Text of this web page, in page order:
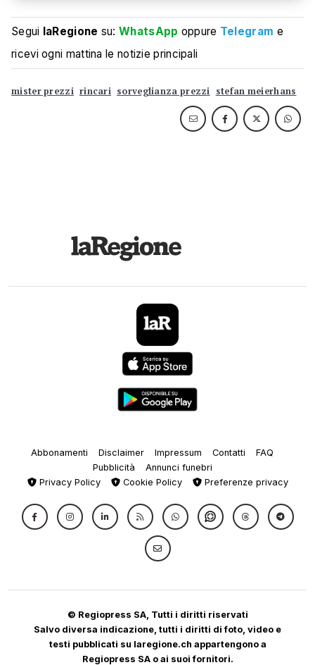
Segui laRegione su:WhatsApp oppure Telegram e
ricevi ogni mattina le notizie principali
mister prezzi rincari sorveglianza prezzi stefan meierhans
Abbonamenti Disclaimer Impressum Contatti
FAQ
Pubblicità
Annunci funebri
Privacy Policy
Cookie Policy Preferenze privacy
© Regiopress SA, Tutti i diritti riservati
Salvo diversa indicazione, tutti i diritti di foto, video e
testi pubblicati su laregione.ch appartengono a
Regiopress SA o ai suoi fornitori.